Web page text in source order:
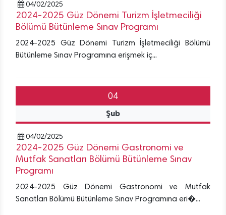
04/02/2025
2024-2025 Güz Dönemi Turizm İşletmeciliği
Bölümü Bütünleme Sınav Programı
2024-2025 Güz Dönemi Turizm İşletmeciliği Bölümü
Bütünleme Sınav Programına erişmek iç...
04
Şub
04/02/2025
2024-2025 Güz Dönemi Gastronomi ve
Mutfak Sanatları Bölümü Bütünleme Sınav
Programı
2024-2025 Güz Dönemi Gastronomi ve Mutfak
Sanatları Bölümü Bütünleme Sınav Programına eri�...